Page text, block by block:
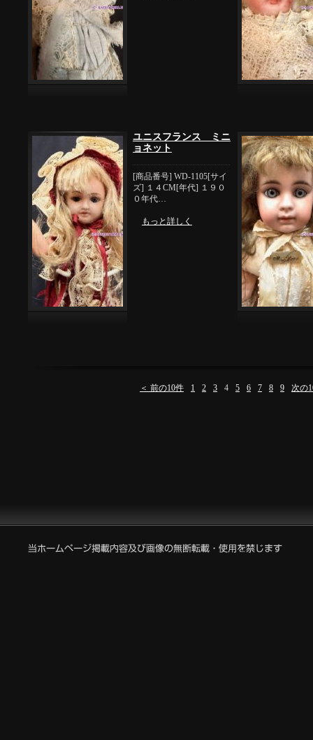
ユニスフランス ミニ
ョネット
[商品番号] WD-1105[サイ
ズ] １４CM[年代] １９０
０年代…
もっと詳しく
＜ 前の10件 1 2 3 4 5 6 7 8 9 次の